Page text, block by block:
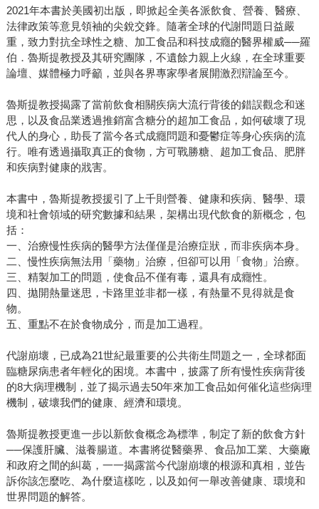
2021年本書於美國初出版，即掀起全美各派飲食、營養、醫療、
法律政策等意見領袖的尖銳交鋒。隨著全球的代謝問題日益嚴
重，致力對抗全球性之糖、加工食品和科技成癮的醫界權威──羅
伯．魯斯提教授及其研究團隊，不遺餘力親上火線，在全球重要
論壇、媒體極力呼籲，並與各界專家學者展開激烈辯論至今。
魯斯提教授揭露了當前飲食相關疾病大流行背後的錯誤觀念和迷
思，以及食品業透過推銷富含糖分的超加工食品，如何破壞了現
代人的身心，助長了當今各式成癮問題和憂鬱症等身心疾病的流
行。唯有透過攝取真正的食物，方可戰勝糖、超加工食品、肥胖
和疾病對健康的戕害。
本書中，魯斯提教授援引了上千則營養、健康和疾病、醫學、環
境和社會領域的研究數據和結果，架構出現代飲食的新概念，包
括：
一、治療慢性疾病的醫學方法僅僅是治療症狀，而非疾病本身。
二、慢性疾病無法用「藥物」治療，但卻可以用「食物」治療。
三、精製加工的問題，使食品不僅有毒，還具有成癮性。
四、拋開熱量迷思，卡路里並非都一樣，有熱量不見得就是食
物。
五、重點不在於食物成分，而是加工過程。
代謝崩壞，已成為21世紀最重要的公共衛生問題之一，全球都面
臨糖尿病患者年輕化的困境。本書中，披露了所有慢性疾病背後
的8大病理機制，並了揭示過去50年來加工食品如何催化這些病理
機制，破壞我們的健康、經濟和環境。
魯斯提教授更進一步以新飲食概念為標準，制定了新的飲食方針
──保護肝臟、滋養腸道。本書將從醫藥界、食品加工業、大藥廠
和政府之間的糾葛，一一揭露當今代謝崩壞的根源和真相，並告
訴你該怎麼吃、為什麼這樣吃，以及如何一舉改善健康、環境和
世界問題的解答。